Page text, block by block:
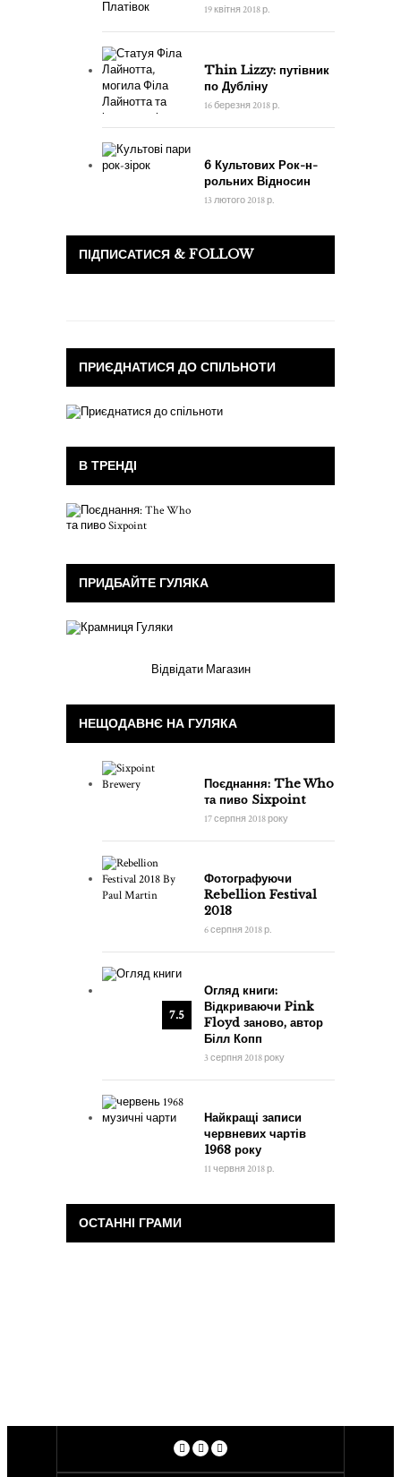
19 квітня 2018 р.
Thin Lizzy: путівник
по Дубліну
16 березня 2018 р.
6 Культових Рок-н-
рольних Відносин
13 лютого 2018 р.
ПІДПИСАТИСЯ & FOLLOW
ПРИЄДНАТИСЯ ДО СПІЛЬНОТИ
В ТРЕНДІ
ПРИДБАЙТЕ ГУЛЯКА
Відвідати Магазин
НЕЩОДАВНЄ НА ГУЛЯКА
Поєднання: The Who
та пиво Sixpoint
17 серпня 2018 року
Фотографуючи
Rebellion Festival
2018
6 серпня 2018 р.
7.5
Огляд книги:
Відкриваючи Pink
Floyd заново, автор
Білл Копп
3 серпня 2018 року
Найкращі записи
червневих чартів
1968 року
11 червня 2018 р.
ОСТАННІ ГРАМИ